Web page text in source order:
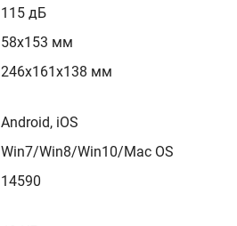
115 дБ
58x153 мм
246х161х138 мм
Android, iOS
Win7/Win8/Win10/Mac OS
14590